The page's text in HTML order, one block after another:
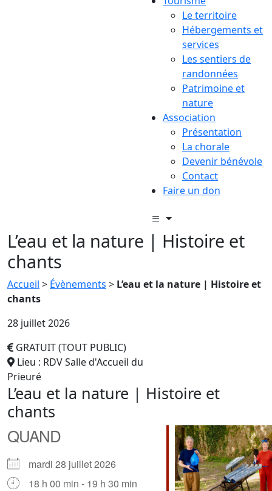
Le territoire
Hébergements et
services
Les sentiers de
randonnées
Patrimoine et
nature
Association
Présentation
La chorale
Devenir bénévole
Contact
Faire un don
L’eau et la nature | Histoire et
chants
Accueil > Évènements > L’eau et la nature | Histoire et
chants
28 juillet 2026
GRATUIT (TOUT PUBLIC)
Lieu : RDV Salle d'Accueil du
Prieuré
L’eau et la nature | Histoire et
chants
QUAND
mardi 28 juillet 2026
18 h 00 min - 19 h 30 min